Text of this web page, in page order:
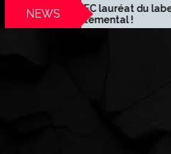
NEWS
lauréat du label
!